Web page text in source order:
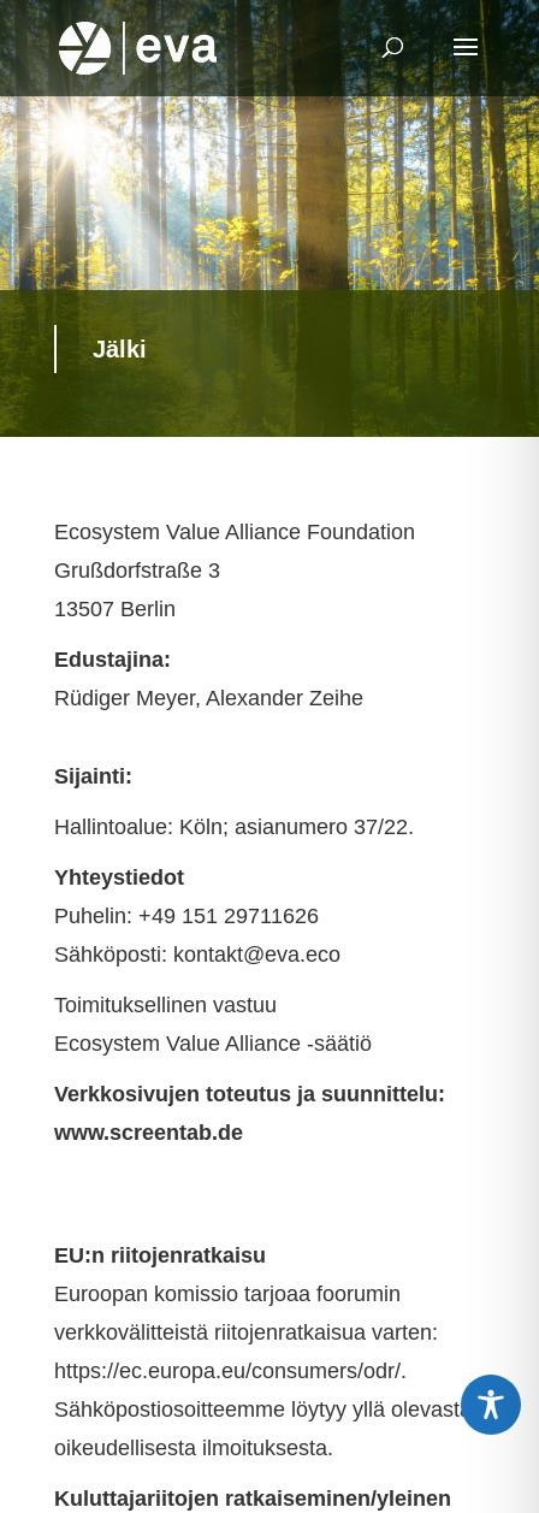
Jälki
Ecosystem Value Alliance Foundation
Grußdorfstraße 3
13507 Berlin
Edustajina:
Rüdiger Meyer, Alexander Zeihe
Sijainti:
Hallintoalue: Köln; asianumero 37/22.
Yhteystiedot
Puhelin: +49 151 29711626
Sähköposti: kontakt@eva.eco
Toimituksellinen vastuu
Ecosystem Value Alliance -säätiö
Verkkosivujen toteutus ja suunnittelu:
www.screentab.de
EU:n riitojenratkaisu
Euroopan komissio tarjoaa foorumin
verkkovälitteistä riitojenratkaisua varten:
https://ec.europa.eu/consumers/odr/.
Sähköpostiosoitteemme löytyy yllä olevasta
oikeudellisesta ilmoituksesta.
Kuluttajariitojen ratkaiseminen/yleinen